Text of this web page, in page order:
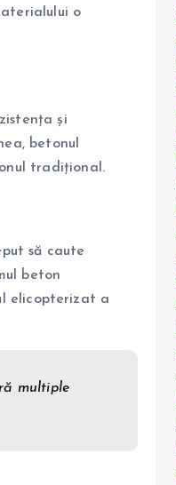
o
și
betonul
tradițional.
să caute
beton
elicopterizat a
multiple